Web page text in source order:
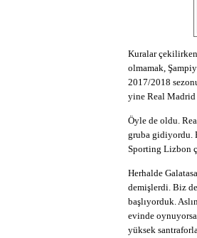
Kuralar
olmamak,
2017/2018
yine Real Madrid
Öyle de oldu.
gruba gidiyordu.
Sporting Lizbon
Herhalde
demişlerdi. Biz
başlıyorduk.
evinde
yüksek